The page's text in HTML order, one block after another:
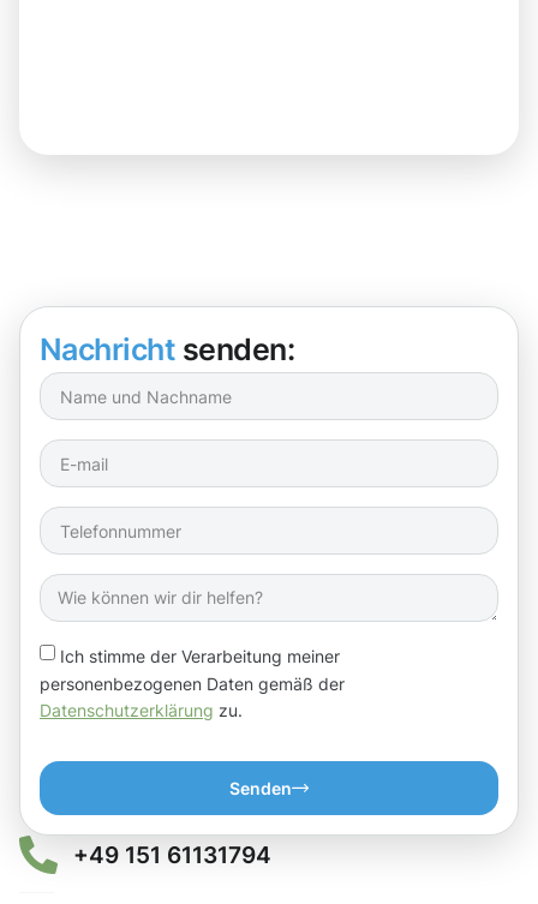
Nachricht senden:
Ich stimme der Verarbeitung meiner
personenbezogenen Daten gemäß der
Datenschutzerklärung zu.
Senden
+49 151 61131794